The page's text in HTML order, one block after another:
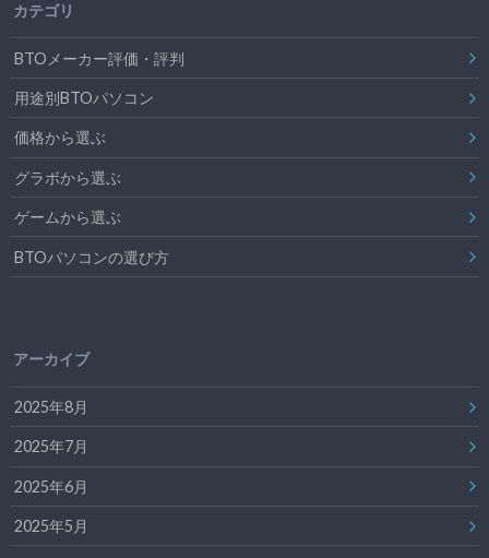
カテゴリ
BTOメーカー評価・評判
用途別BTOパソコン
価格から選ぶ
グラボから選ぶ
ゲームから選ぶ
BTOパソコンの選び方
アーカイブ
2025年8月
2025年7月
2025年6月
2025年5月